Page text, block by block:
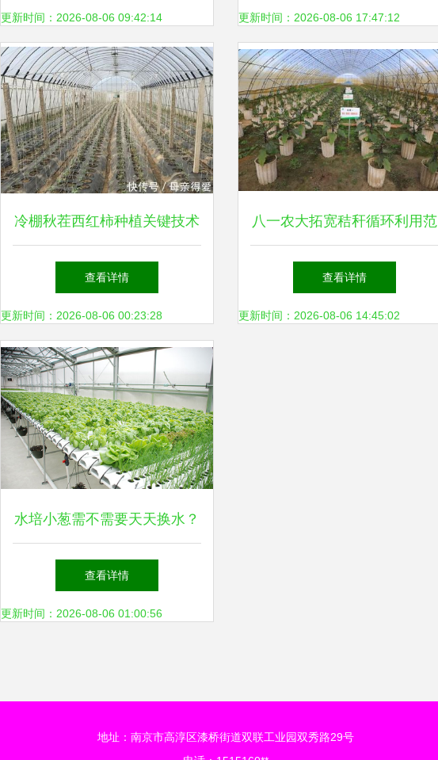
更新时间：2026-08-06 09:42:14 更新时间：2026-08-06 17:47:12
冷棚秋茬西红柿种植关键技术
详解
查看详情
更新时间：2026-08-06 00:23:28
八一农大拓宽秸秆循环利用范
围 开辟农业资源转化新路径
查看详情
更新时间：2026-08-06 14:45:02
水培小葱需不需要天天换水？
权威种植技术详解与四季管理
方案
查看详情
更新时间：2026-08-06 01:00:56
地址：南京市高淳区漆桥街道双联工业园双秀路29号